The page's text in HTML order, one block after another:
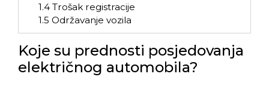
1.4Trošak registracije
1.5 Održavanje vozila
Koje su prednosti posjedovanja
električnog automobila?